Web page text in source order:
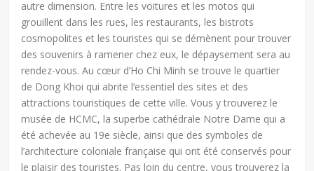
autre dimension. Entre les voitures et les motos qui
grouillent dans les rues, les restaurants, les bistrots
cosmopolites et les touristes qui se démènent pour trouver
des souvenirs à ramener chez eux, le dépaysement sera au
rendez-vous. Au cœur d’Ho Chi Minh se trouve le quartier
de Dong Khoi qui abrite l’essentiel des sites et des
attractions touristiques de cette ville. Vous y trouverez le
musée de HCMC, la superbe cathédrale Notre Dame qui a
été achevée au 19e siècle, ainsi que des symboles de
l’architecture coloniale française qui ont été conservés pour
le plaisir des touristes. Pas loin du centre, vous trouverez la